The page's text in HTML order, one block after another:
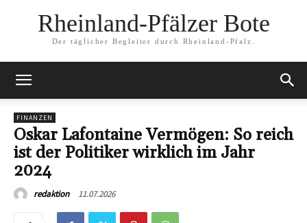
Rheinland-Pfälzer Bote
Der täglicher Begleiter durch Rheinland-Pfalz.
FINANZEN
Oskar Lafontaine Vermögen: So reich
ist der Politiker wirklich im Jahr
2024
redaktion 11.07.2026